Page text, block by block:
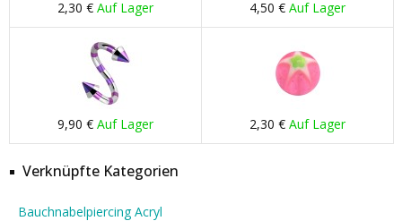
2,30 € Auf Lager 4,50 € Auf Lager
9,90 € Auf Lager 2,30 € Auf Lager
Verknüpfte Kategorien
Bauchnabelpiercing Acryl